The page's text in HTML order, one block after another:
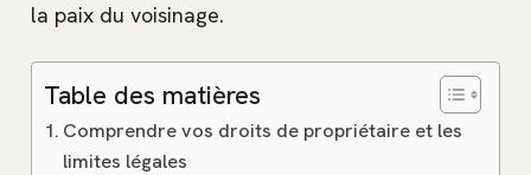
la paix du voisinage.
Table des matières
Comprendre vos droits de propriétaire et les
limites légales